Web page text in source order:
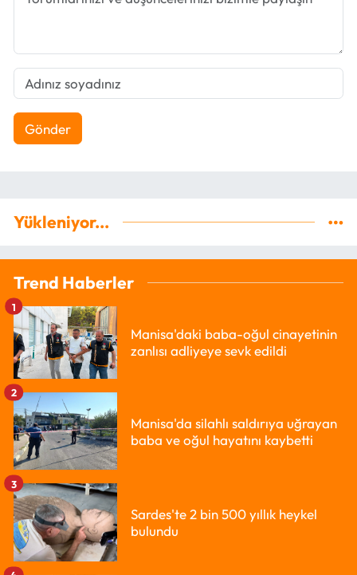
Gönder
Yükleniyor...
Trend Haberler
Manisa'daki baba-oğul cinayetinin
zanlısı adliyeye sevk edildi
1
Manisa'da silahlı saldırıya uğrayan
baba ve oğul hayatını kaybetti
2
Sardes'te 2 bin 500 yıllık heykel
bulundu
3